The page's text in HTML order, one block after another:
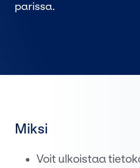
parissa.
Miksi
Voit ulkoistaa